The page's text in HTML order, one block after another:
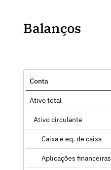
Balanços
Conta
Ativo total
Ativo circulante
Caixa e eq. de caixa
Aplicações financeiras